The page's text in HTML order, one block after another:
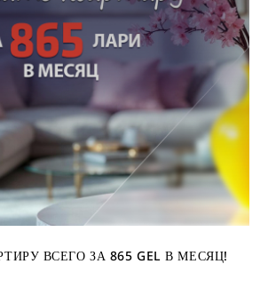
ВСЕГО ЗА 865 GEL В МЕСЯЦ!